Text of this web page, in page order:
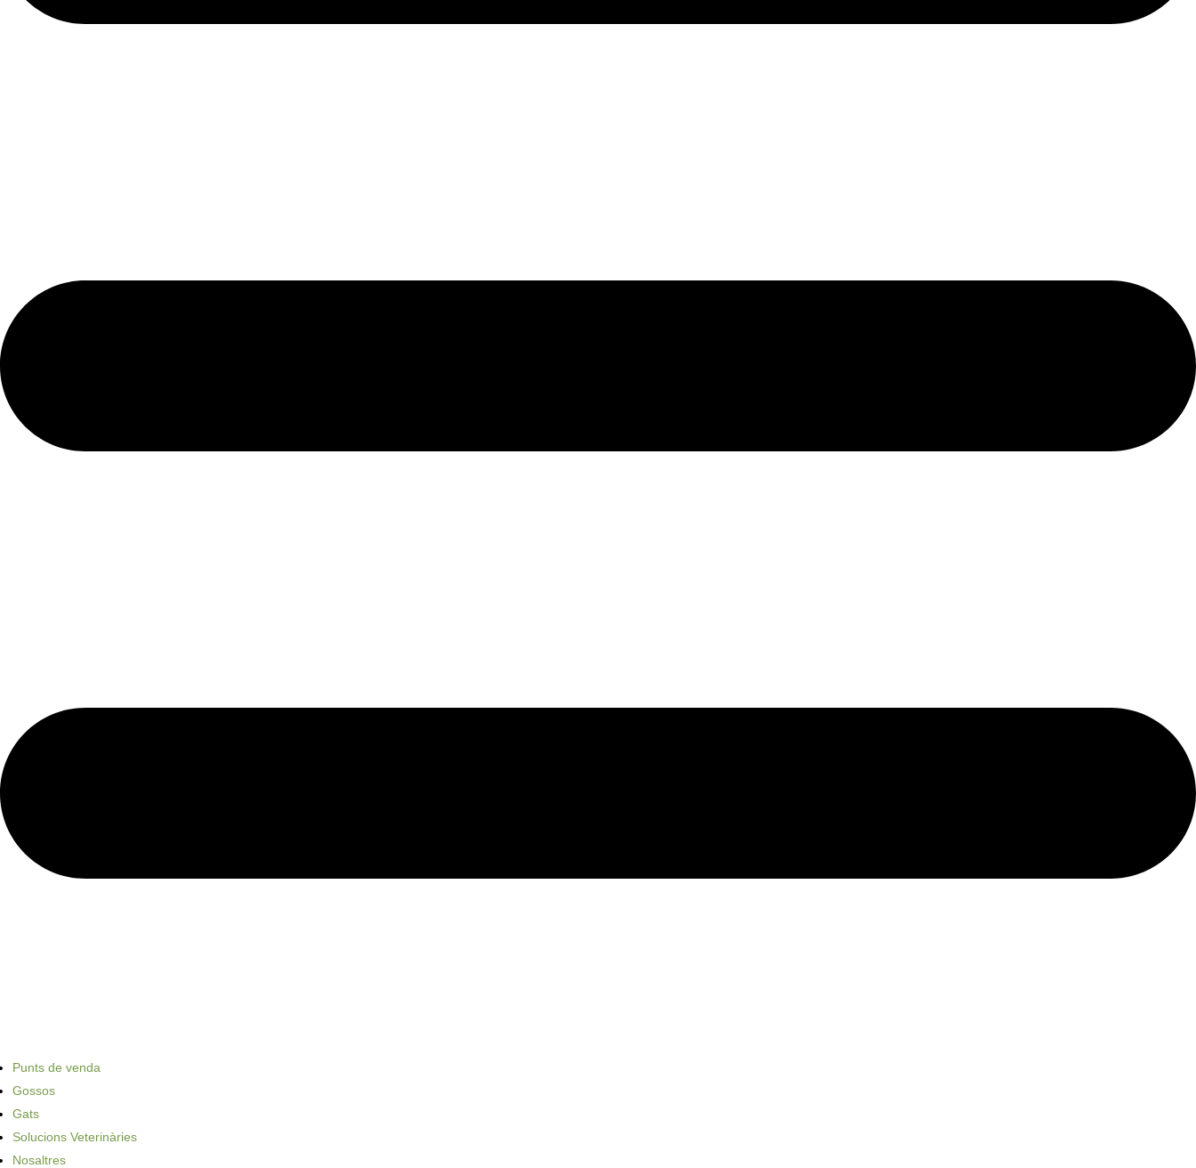
Punts de venda
Gossos
Gats
Solucions Veterinàries
Nosaltres